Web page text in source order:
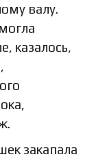
валу.
казалось,
закапала